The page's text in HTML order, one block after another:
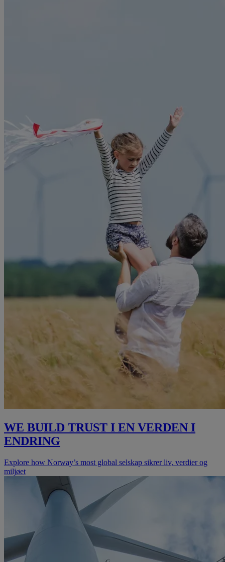
WE BUILD TRUST I EN VERDEN I
ENDRING
Explore how Norway’s most global selskap sikrer liv, verdier og
miljøet